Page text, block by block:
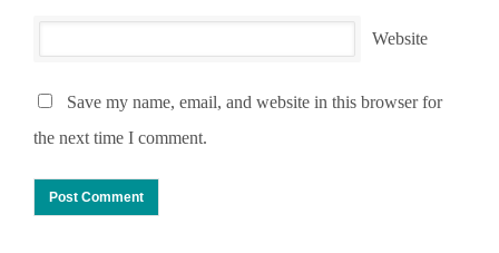
Website
Save my name, email, and website in this browser for
the next time I comment.